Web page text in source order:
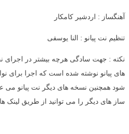
آهنگساز : اردشیر کامکار
تنظیم نت پیانو : النا یوسفی
نکته : جهت سادگی هرچه بیشتر در اجرای
های پیانو نوشته شده است که اجرا برای
شود همچنین نسخه های دیگر نت پیانو می
ساز های دیگر را می توانید از طریق لینک